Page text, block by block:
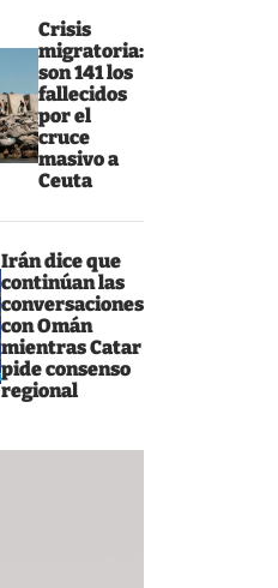
Crisis
migratoria:
son 141 los
fallecidos
por el
cruce
masivo a
Ceuta
Irán dice que
continúan las
conversaciones
con Omán
mientras Catar
pide consenso
regional